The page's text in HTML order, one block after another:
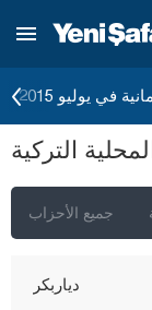
في يوليو 2015
التركية
جميع الأحزاب
بوردور
جناق قلعة
شانكيري
دينيزلي
دياربكر